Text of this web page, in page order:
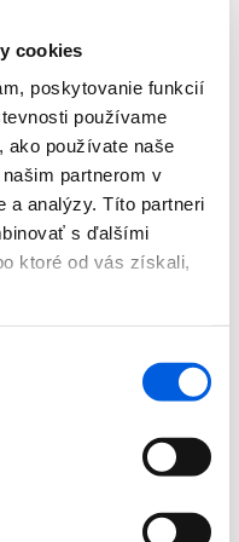
cookies
poskytovanie funkcií
používame
ako používate naše
partnerom v
a analýzy. Títo partneri
s ďalšími
ktoré od vás získali,